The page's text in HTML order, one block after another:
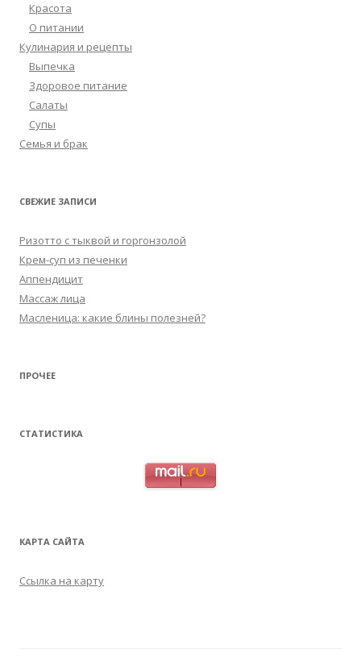
Красота
О питании
Кулинария и рецепты
Выпечка
Здоровое питание
Салаты
Супы
Семья и брак
СВЕЖИЕ ЗАПИСИ
Ризотто с тыквой и горгонзолой
Крем-суп из печенки
Аппендицит
Массаж лица
Масленица: какие блины полезней?
ПРОЧЕЕ
СТАТИСТИКА
КАРТА САЙТА
Ссылка на карту